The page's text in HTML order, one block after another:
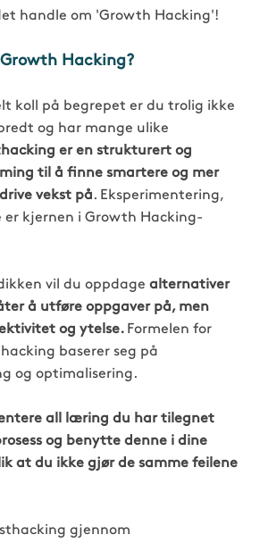
handle om 'Growth Hacking'!
Hacking?
koll på begrepet er du trolig ikke
og har mange ulike
er en strukturert og
til å finne smartere og mer
vekst på . Eksperimentering,
er kjernen i Growth Hacking-
vil du oppdage alternativer
å utføre oppgaver på, men
og ytelse. Formelen for
baserer seg på
og optimalisering.
all læring du har tilegnet
og benytte denne i dine
at du ikke gjør de samme feilene
gjennom